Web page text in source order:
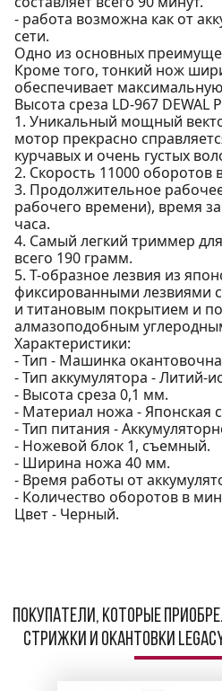
- работа возможна как от
сети.
Одно из основных
Кроме того, тонкий нож
обеспечивает
Высота среза LD-967 DEWAL
1. Уникальный мощный
мотор прекрасно
курчавых и очень густых
2. Скорость 11000 оборотов
3. Продолжительное
рабочего времени), время
часа.
4. Самый легкий триммер
всего 190 грамм.
5. Т-образное лезвия из
фиксированными лезвиями
и титановым покрытием и
алмазоподобным
Характеристики:
- Тип - Машинка
- Тип аккумулятора - Литий-
- Высота среза 0,1 мм.
- Материал ножа - Японская
- Тип питания -
- Ножевой блок 1, съемный.
- Ширина ножа 40 мм.
- Время работы от
- Количество оборотов в
Цвет - Черный.
Покупатели, которые
стрижки и окантовки